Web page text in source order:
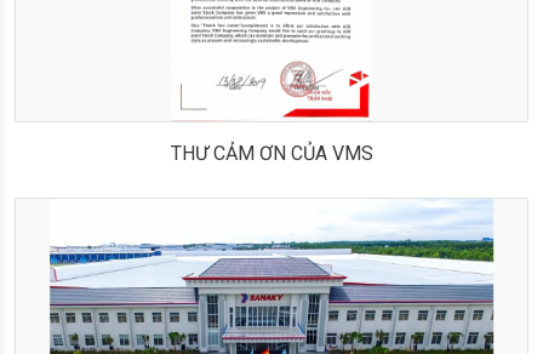
THƯ CẢM ƠN CỦA VMS